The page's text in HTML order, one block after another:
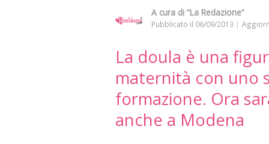
A cura di “La Redazione”
Pubblicato il 06/09/2013
La doula è una
maternità con uno
formazione. Ora
anche a Modena